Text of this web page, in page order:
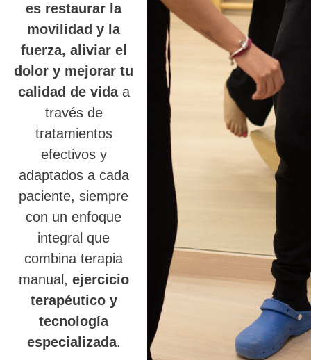
es restaurar la
movilidad y la
fuerza, aliviar el
dolor y mejorar tu
calidad de vidaa
través de
tratamientos
efectivos y
adaptados a cada
paciente, siempre
con un enfoque
integral que
combina terapia
manual, ejercicio
terapéutico y
tecnología
especializada.